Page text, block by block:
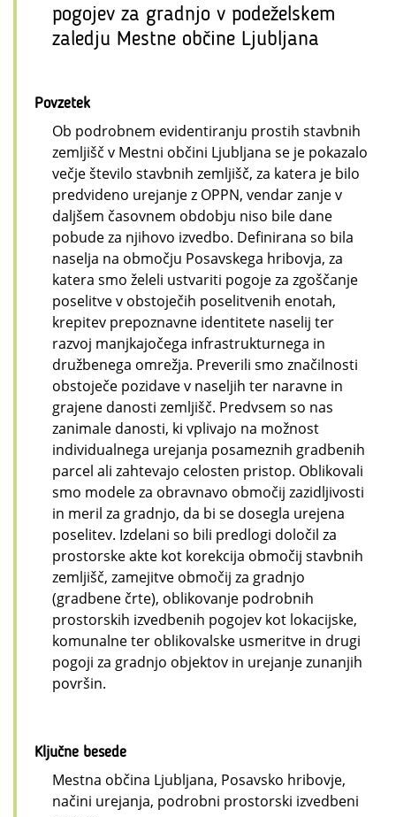
pogojev za gradnjo v podeželskem
zaledju Mestne občine Ljubljana
Povzetek
Ob podrobnem evidentiranju prostih stavbnih
zemljišč v Mestni občini Ljubljana se je pokazalo
večje število stavbnih zemljišč, za katera je bilo
predvideno urejanje z OPPN, vendar zanje v
daljšem časovnem obdobju niso bile dane
pobude za njihovo izvedbo. Definirana so bila
naselja na območju Posavskega hribovja, za
katera smo želeli ustvariti pogoje za zgoščanje
poselitve v obstoječih poselitvenih enotah,
krepitev prepoznavne identitete naselij ter
razvoj manjkajočega infrastrukturnega in
družbenega omrežja. Preverili smo značilnosti
obstoječe pozidave v naseljih ter naravne in
grajene danosti zemljišč. Predvsem so nas
zanimale danosti, ki vplivajo na možnost
individualnega urejanja posameznih gradbenih
parcel ali zahtevajo celosten pristop. Oblikovali
smo modele za obravnavo območij zazidljivosti
in meril za gradnjo, da bi se dosegla urejena
poselitev. Izdelani so bili predlogi določil za
prostorske akte kot korekcija območij stavbnih
zemljišč, zamejitve območij za gradnjo
(gradbene črte), oblikovanje podrobnih
prostorskih izvedbenih pogojev kot lokacijske,
komunalne ter oblikovalske usmeritve in drugi
pogoji za gradnjo objektov in urejanje zunanjih
površin.
Ključne besede
Mestna občina Ljubljana, Posavsko hribovje,
načini urejanja, podrobni prostorski izvedbeni